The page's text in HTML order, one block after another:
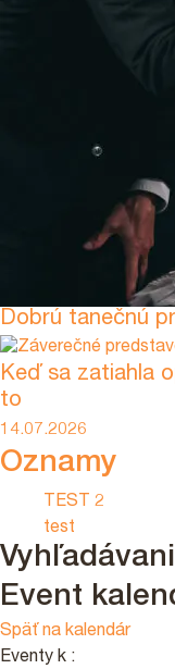
Dobrú tanečnú
Keď sa zatiahla
to
14.07.2026
Oznamy
TEST 2
test
Event
Späť na kalendár
Eventy k :